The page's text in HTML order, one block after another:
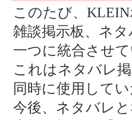
このたび、
雑談掲示板、ネ
一つに統合させ
これはネタバレ
同時に使用して
今後、ネタバレ